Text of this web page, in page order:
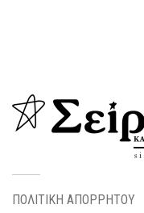
ΠΟΛΙΤΙΚΗ ΑΠΟΡΡΗΤΟΥ